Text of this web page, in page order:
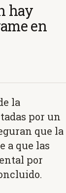
hay
en
la
por un
que la
a que las
por